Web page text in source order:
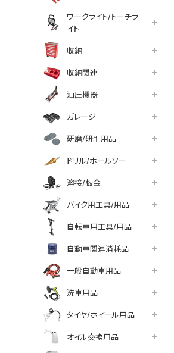
ワークライト/トーチラ
イト
収納
収納関連
油圧機器
ガレージ
研磨/研削用品
ドリル/ホールソー
溶接/板金
バイク用工具/用品
自転車用工具/用品
自動車関連消耗品
一般自動車用品
洗車用品
タイヤ/ホイール用品
オイル交換用品